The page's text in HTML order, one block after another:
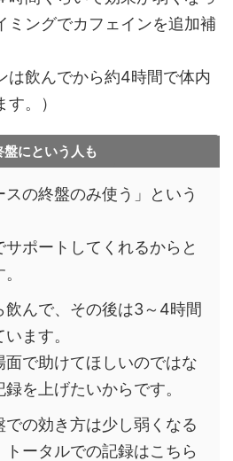
ミングでカフェインを追加補
は飲んでから約4時間で体内
。）
にという人も
スの終盤のみ使う」という
ポートしてくれるからと
飲んで、その後は3～4時間
ます。
面で助けてほしいのではな
を上げたいからです。
の効き方は少し弱くなる
ータルでの記録はこちら